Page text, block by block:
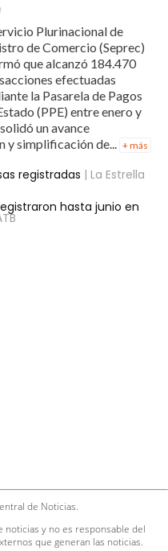
Plurinacional de
de Comercio (Seprec)
que alcanzó 184.470
efectuadas
la Pasarela de Pagos
(PPE) entre enero y
un avance
y simplificación de... + más
registradas | La Estrella
hasta junio en
de Noticias.
y no es responsable del
que generan las noticias.